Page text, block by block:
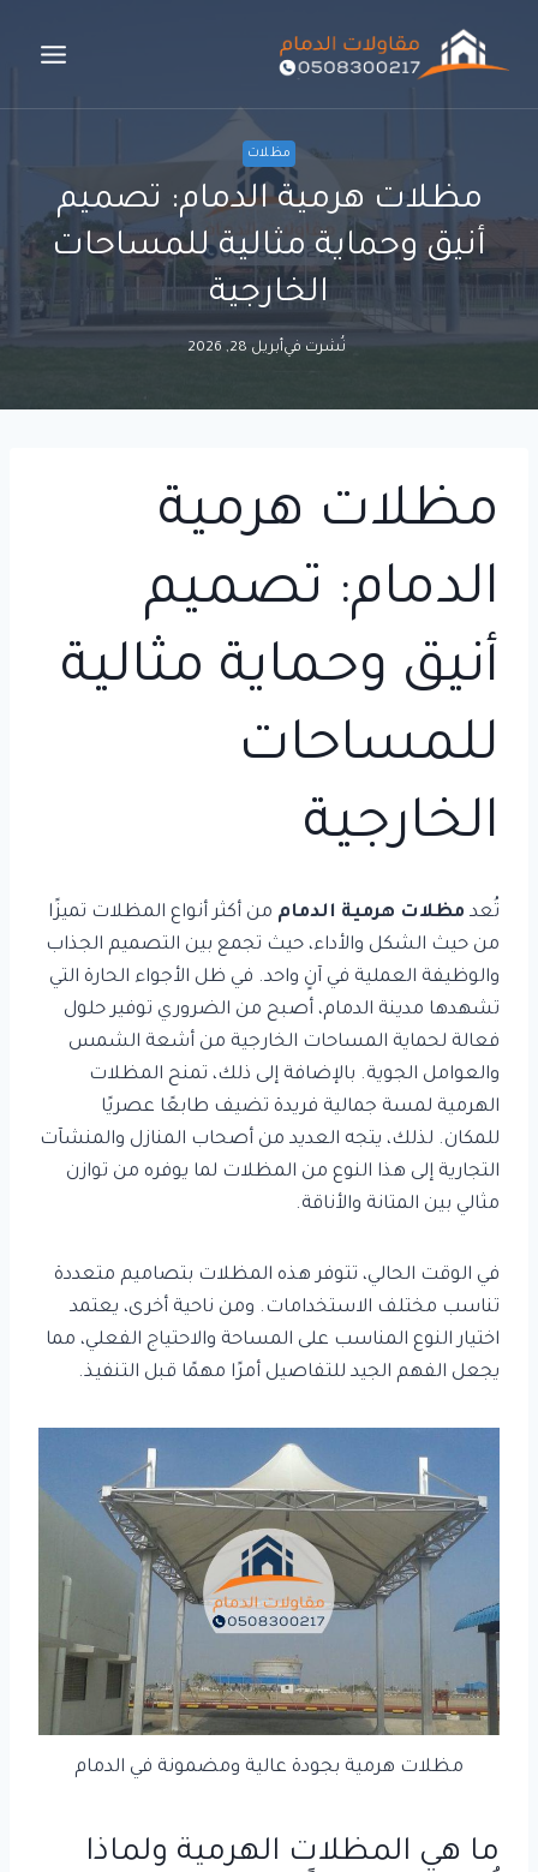
مظلات
مظلات هرمية الدمام: تصميم
أنيق وحماية مثالية للمساحات
الخارجية
نُشرت فيأبريل 28, 2026
مظلات هرمية
الدمام: تصميم
أنيق وحماية مثالية
للمساحات
الخارجية
تُعد مظلات هرمية الدمام من أكثر أنواع المظلات تميزًا
من حيث الشكل والأداء، حيث تجمع بين التصميم الجذاب
والوظيفة العملية في آنٍ واحد. في ظل الأجواء الحارة التي
تشهدها مدينة الدمام، أصبح من الضروري توفير حلول
فعالة لحماية المساحات الخارجية من أشعة الشمس
والعوامل الجوية. بالإضافة إلى ذلك، تمنح المظلات
الهرمية لمسة جمالية فريدة تضيف طابعًا عصريًا
للمكان. لذلك، يتجه العديد من أصحاب المنازل والمنشآت
التجارية إلى هذا النوع من المظلات لما يوفره من توازن
مثالي بين المتانة والأناقة.
في الوقت الحالي، تتوفر هذه المظلات بتصاميم متعددة
تناسب مختلف الاستخدامات. ومن ناحية أخرى، يعتمد
اختيار النوع المناسب على المساحة والاحتياج الفعلي، مما
يجعل الفهم الجيد للتفاصيل أمرًا مهمًا قبل التنفيذ.
مظلات هرمية بجودة عالية ومضمونة في الدمام
ما هي المظلات الهرمية ولماذا